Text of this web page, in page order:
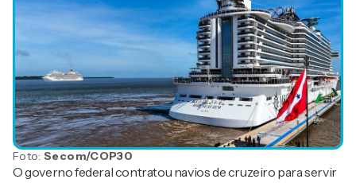
Foto:Secom/COP30
O governo federal contratou navios de cruzeiro para servir